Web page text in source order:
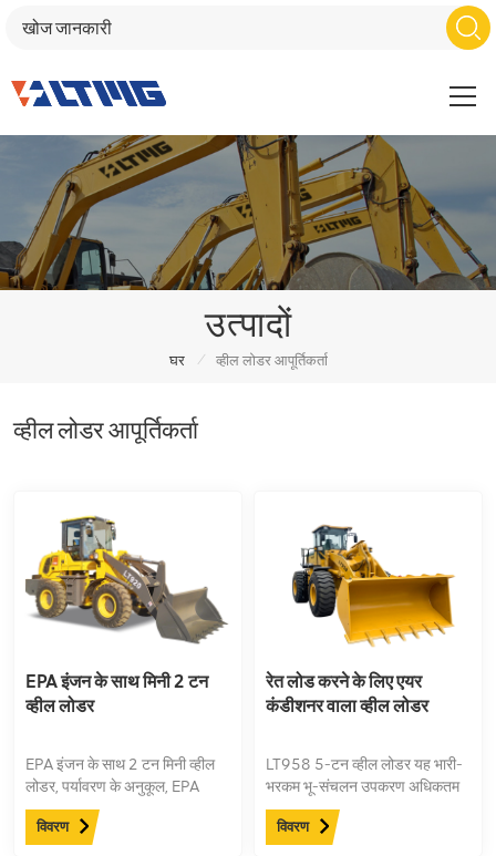
उत्पादों
घर / व्हील लोडर आपूर्तिकर्ता
व्हील लोडर आपूर्तिकर्ता
EPA इंजन के साथ मिनी 2 टन
व्हील लोडर
EPA इंजन के साथ 2 टन मिनी व्हील
लोडर, पर्यावरण के अनुकूल, EPA
उत्सर्जन मानकों को पूरा करता है और
अनुप्रयोगों की एक विस्तृत श्रृंखला है
विवरण
रेत लोड करने के लिए एयर
कंडीशनर वाला व्हील लोडर
LT958 5-टन व्हील लोडर यह भारी-
भरकम भू-संचलन उपकरण अधिकतम
उत्पादकता के लिए डिज़ाइन किया गया
है। इसकी लंबी 3280 मिमी व्हीलबेस
विवरण